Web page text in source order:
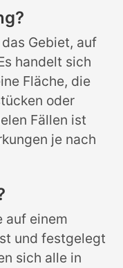
Gebiet, auf
handelt sich
Fläche, die
oder
Fällen ist
je nach
auf einem
und festgelegt
sich alle in